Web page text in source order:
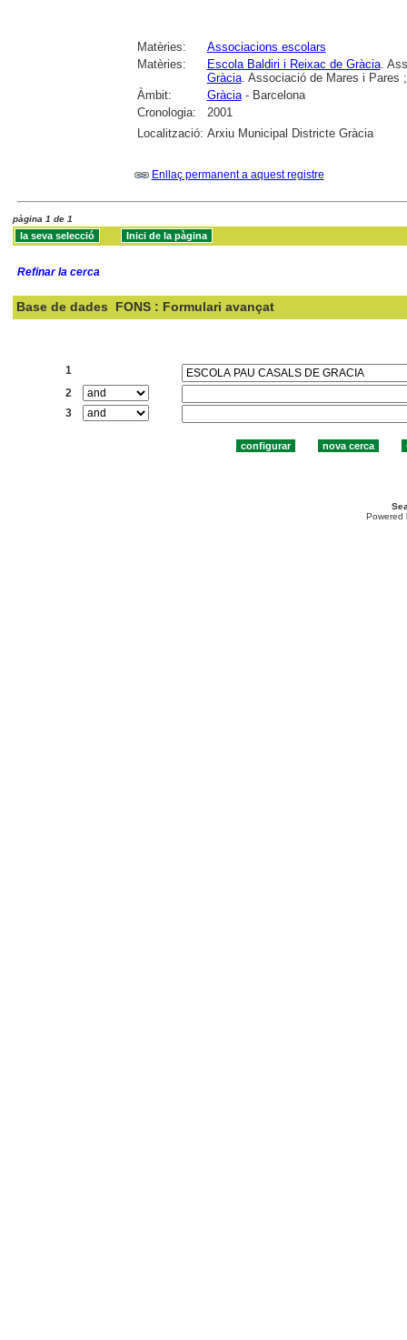
Matèries:
Associacions escolars
Matèries:
Escola Baldiri i Reixac de Gràcia.
Gràcia. Associació de Mares i Pares
Àmbit:
Gràcia- Barcelona
Cronologia:
2001
Localització: Arxiu Municipal Districte Gràcia
Enllaç permanent a aquest registre
pàgina 1 de 1
Refinar la cerca
Base de dades FONS : Formulari avançat
1
2
3
Powered